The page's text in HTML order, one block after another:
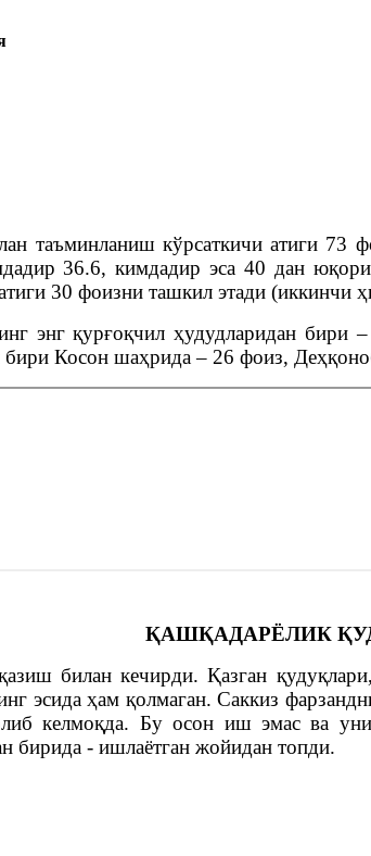
таъминланиш кўрсаткичи атиги 73
36.6, кимдадир эса 40 дан
30 фоизни ташкил этади (иккинчи
энг қурғоқчил ҳудудларидан
Косон шаҳрида – 26 фоиз,
ҚАШҚАДАРЁЛИК
билан кечирди. Қазган
эсида ҳам қолмаган. Саккиз
келмоқда. Бу осон иш эмас ва
бирида - ишлаётган жойидан топди.